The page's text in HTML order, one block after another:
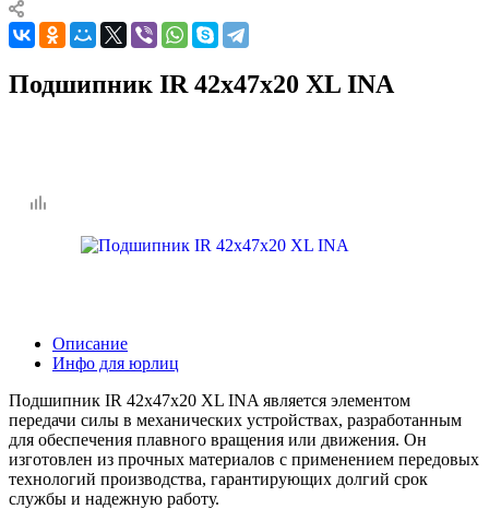
Подшипник IR 42x47x20 XL INA
Описание
Инфо для юрлиц
Подшипник IR 42x47x20 XL INA является элементом
передачи силы в механических устройствах, разработанным
для обеспечения плавного вращения или движения. Он
изготовлен из прочных материалов с применением передовых
технологий производства, гарантирующих долгий срок
службы и надежную работу.